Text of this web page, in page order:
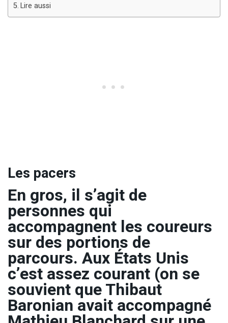
Lire aussi
Les pacers
En gros, il s’agit de
personnes qui
accompagnent les coureurs
sur des portions de
parcours. Aux États Unis
c’est assez courant (on se
souvient que Thibaut
Baronian avait accompagné